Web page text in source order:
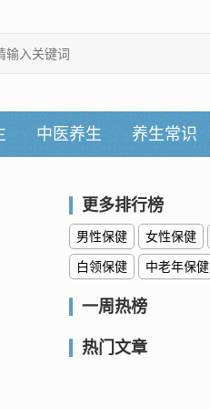
中医养生 养生常识
更多排行榜
男性保健 女性保健
白领保健 中老年保健
一周热榜
热门文章